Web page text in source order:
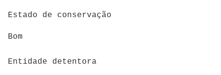
Estado de conservação
Bom
Entidade detentora